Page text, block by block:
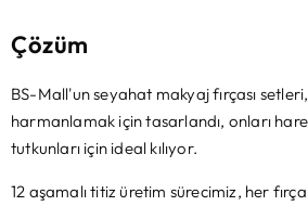
Çözüm
BS-Mall'un seyahat makyaj fırçası
harmanlamak için tasarlandı, onları
tutkunları için ideal kılıyor.
12 aşamalı titiz üretim sürecimiz, her